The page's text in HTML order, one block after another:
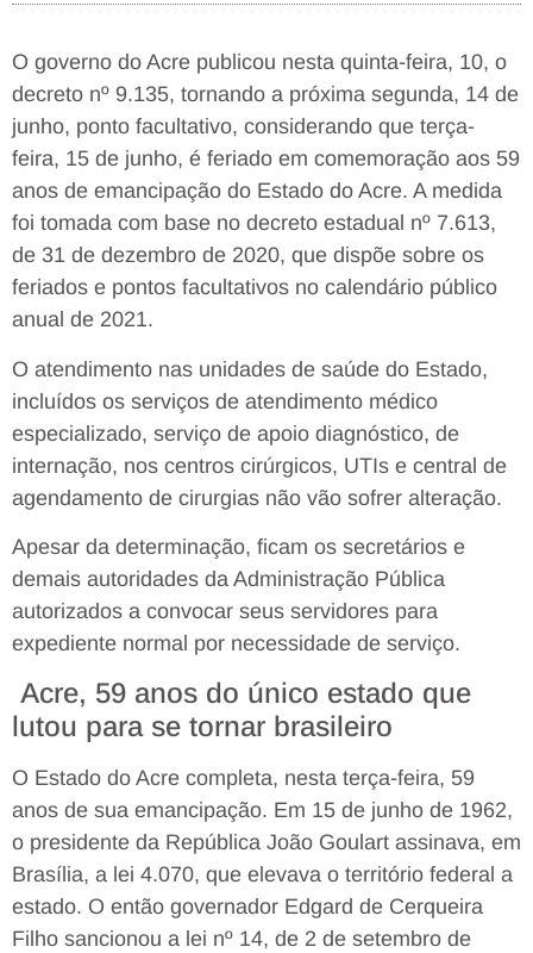
O governo do Acre publicou nesta quinta-feira, 10, o
decreto nº 9.135, tornando a próxima segunda, 14 de
junho, ponto facultativo, considerando que terça-
feira, 15 de junho, é feriado em comemoração aos 59
anos de emancipação do Estado do Acre. A medida
foi tomada com base no decreto estadual nº 7.613,
de 31 de dezembro de 2020, que dispõe sobre os
feriados e pontos facultativos no calendário público
anual de 2021.
O atendimento nas unidades de saúde do Estado,
incluídos os serviços de atendimento médico
especializado, serviço de apoio diagnóstico, de
internação, nos centros cirúrgicos, UTIs e central de
agendamento de cirurgias não vão sofrer alteração.
Apesar da determinação, ficam os secretários e
demais autoridades da Administração Pública
autorizados a convocar seus servidores para
expediente normal por necessidade de serviço.
Acre, 59 anos do único estado que
lutou para se tornar brasileiro
O Estado do Acre completa, nesta terça-feira, 59
anos de sua emancipação. Em 15 de junho de 1962,
o presidente da República João Goulart assinava, em
Brasília, a lei 4.070, que elevava o território federal a
estado. O então governador Edgard de Cerqueira
Filho sancionou a lei nº 14, de 2 de setembro de